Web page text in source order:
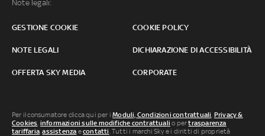
Note legali:
GESTIONE COOKIE COOKIE POLICY
NOTE LEGALI DICHIARAZIONE DI ACCESSIBILITÀ
OFFERTA SKY MEDIA CORPORATE
Per il consumatore clicca qui per iModuli, Condizioni contrattuali, Privacy &
Cookies, informazioni sulle modifiche contrattuali o pertrasparenza
tariffaria,assistenza econtatti. Tutti i marchi Sky e i diritti di proprietà